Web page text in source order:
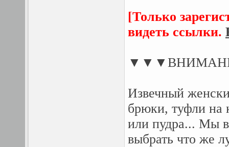
[Только
видеть ссылки.
Извечный
брюки, туфли на
или пудра... Мы
выбрать что же